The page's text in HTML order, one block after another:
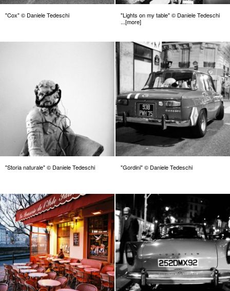
"Cox" © Daniele Tedeschi
"Lights on my table" © Daniele Tedeschi
...[more]
"Storia naturale" © Daniele Tedeschi "Gordini" © Daniele Tedeschi